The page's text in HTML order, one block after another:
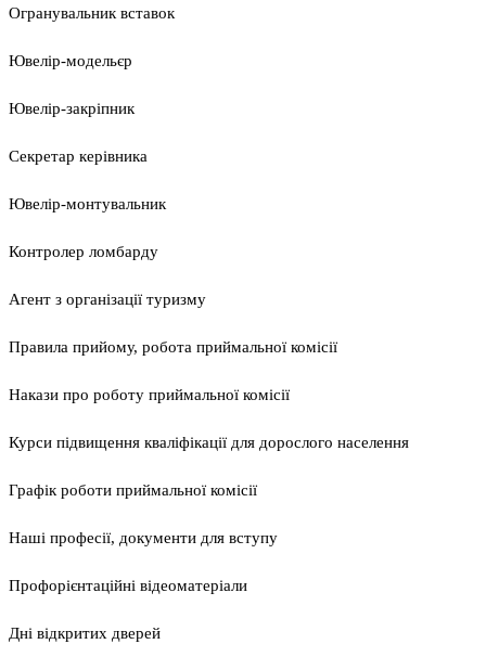
Огранувальник вставок
Ювелір-модельєр
Ювелір-закріпник
Секретар керівника
Ювелір-монтувальник
Контролер ломбарду
Агент з організації туризму
Правила прийому, робота приймальної комісії
Накази про роботу приймальної комісії
Курси підвищення кваліфікації для дорослого населення
Графік роботи приймальної комісії
Наші професії, документи для вступу
Профорієнтаційні відеоматеріали
Дні відкритих дверей